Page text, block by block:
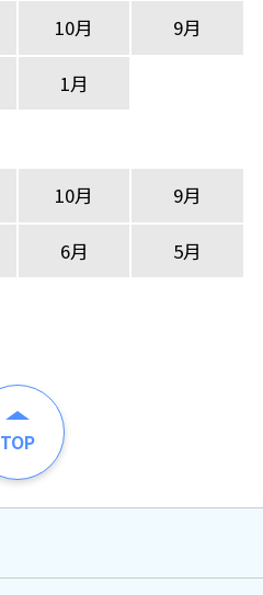
10月 9月
1月
10月 9月
6月 5月
TOP